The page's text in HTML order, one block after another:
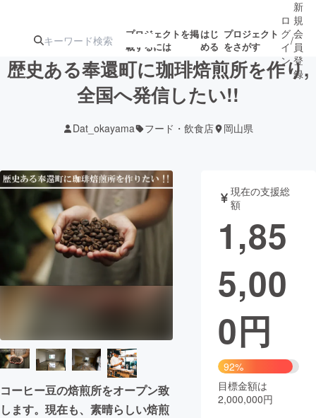
プロジェクトを掲
載するには
はじ
める
プロジェクト
をさがす
ターン
ジェクト
募集終了が近いプ
ロジェクト
されます
アート・写真 音楽
テクノロジー・ガジェット ゲーム・サ
映像・映画
まちづくり・地域活性化
CAMPFIRE for Social Good
CAMPFIRE Creation
CAMPFIREふるさと納税machi-ya コミュニティ
ロ
グ
イ
ン
/
新
規
会
員
登
録
歴史ある奉還町に珈琲焙煎所を作り,
全国へ発信したい!!
Dat_okayama フード・飲食店 岡山県
コーヒー豆の焙煎所をオープン致
します。現在も、素晴らしい焙煎
現在の支援総
額
1,85
5,00
0円
92%
目標金額は
2,000,000円